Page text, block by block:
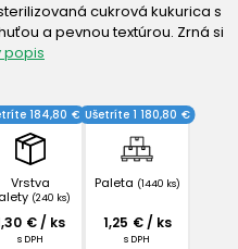
cukrová kukurica s
a pevnou textúrou. Zrná si
popis
Vrstva
(240 ks)
184,80 €
€ / ks
s DPH
Paleta (1440 ks)
Ušetríte 1 180,80 €
1,25 € / ks
s DPH